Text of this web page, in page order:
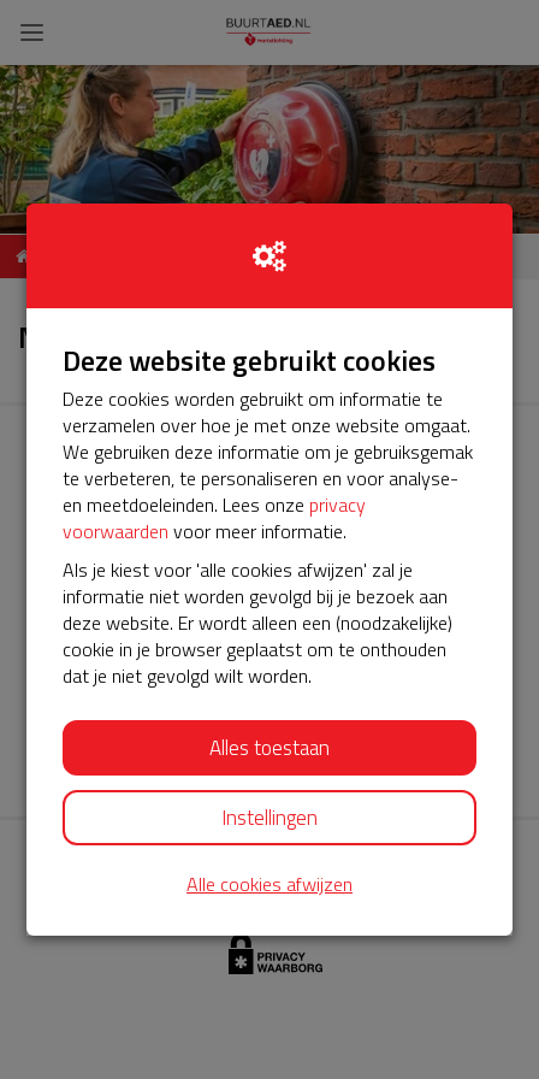
ServiceBuurtAED Woelse
Nieuws
AED360-ProCardio
ServiceBuurtAED wordt aangeboden door de Hartstichting en
AED360-ProCardio. Net als bij BuurtAED is AED360-ProCardio
de leverancier van het servicepakket en ontzorgen zij jou de
komende jaren. AED360-ProCardio is gespecialiseerd in de
levering en het onderhoud van Philips AED’s.
Deze website gebruikt cookies
Deze cookies worden gebruikt om informatie te
verzamelen over hoe je met onze website omgaat.
We gebruiken deze informatie om je gebruiksgemak
te verbeteren, te personaliseren en voor analyse-
en meetdoeleinden. Lees onze privacy
voorwaarden voor meer informatie.
Als je kiest voor 'alle cookies afwijzen' zal je
informatie niet worden gevolgd bij je bezoek aan
deze website. Er wordt alleen een (noodzakelijke)
cookie in je browser geplaatst om te onthouden
dat je niet gevolgd wilt worden.
Alles toestaan
Instellingen
Alle cookies afwijzen